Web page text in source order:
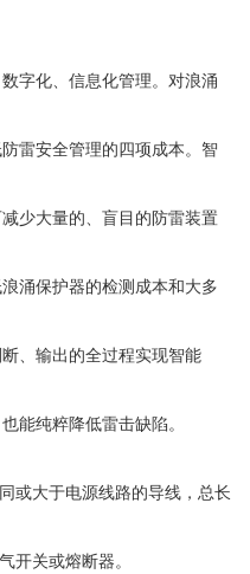
字化、信息化管理。对浪涌
雷安全管理的四项成本。智
少大量的、盲目的防雷装置
涌保护器的检测成本和大多
、输出的全过程实现智能
能纯粹降低雷击缺陷。
或大于电源线路的导线，总长
开关或熔断器。